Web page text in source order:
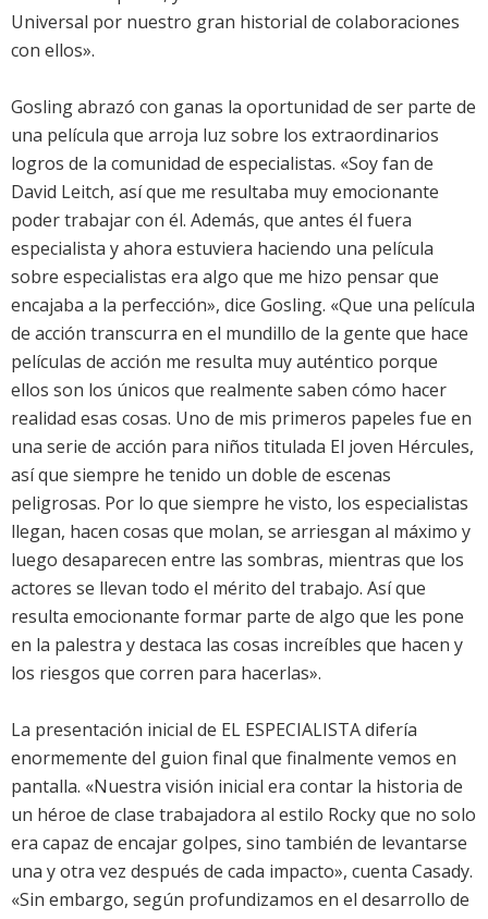
Universal por nuestro gran historial de colaboraciones
con ellos».
Gosling abrazó con ganas la oportunidad de ser parte de
una película que arroja luz sobre los extraordinarios
logros de la comunidad de especialistas. «Soy fan de
David Leitch, así que me resultaba muy emocionante
poder trabajar con él. Además, que antes él fuera
especialista y ahora estuviera haciendo una película
sobre especialistas era algo que me hizo pensar que
encajaba a la perfección», dice Gosling. «Que una película
de acción transcurra en el mundillo de la gente que hace
películas de acción me resulta muy auténtico porque
ellos son los únicos que realmente saben cómo hacer
realidad esas cosas. Uno de mis primeros papeles fue en
una serie de acción para niños titulada El joven Hércules,
así que siempre he tenido un doble de escenas
peligrosas. Por lo que siempre he visto, los especialistas
llegan, hacen cosas que molan, se arriesgan al máximo y
luego desaparecen entre las sombras, mientras que los
actores se llevan todo el mérito del trabajo. Así que
resulta emocionante formar parte de algo que les pone
en la palestra y destaca las cosas increíbles que hacen y
los riesgos que corren para hacerlas».
La presentación inicial de EL ESPECIALISTA difería
enormemente del guion final que finalmente vemos en
pantalla. «Nuestra visión inicial era contar la historia de
un héroe de clase trabajadora al estilo Rocky que no solo
era capaz de encajar golpes, sino también de levantarse
una y otra vez después de cada impacto», cuenta Casady.
«Sin embargo, según profundizamos en el desarrollo de